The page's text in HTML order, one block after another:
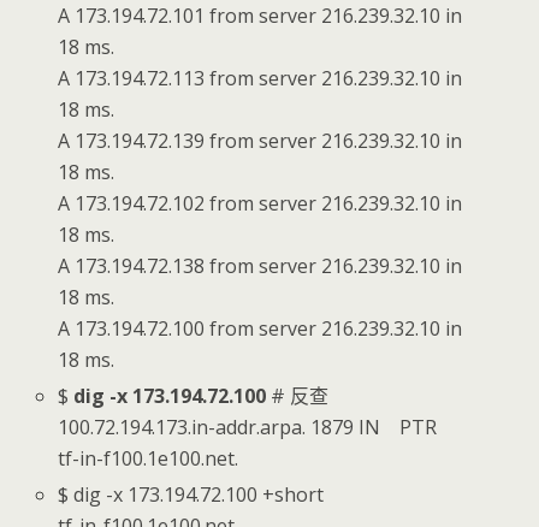
A 173.194.72.101 from server 216.239.32.10 in
18 ms.
A 173.194.72.113 from server 216.239.32.10 in
18 ms.
A 173.194.72.139 from server 216.239.32.10 in
18 ms.
A 173.194.72.102 from server 216.239.32.10 in
18 ms.
A 173.194.72.138 from server 216.239.32.10 in
18 ms.
A 173.194.72.100 from server 216.239.32.10 in
18 ms.
$ dig -x 173.194.72.100 # 反查
100.72.194.173.in-addr.arpa. 1879 IN PTR
tf-in-f100.1e100.net.
$ dig -x 173.194.72.100 +short